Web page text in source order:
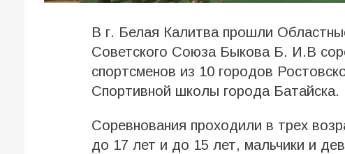
В г. Белая Калитва прошли
Советского Союза Быкова Б. И.В
спортсменов из 10 городов
Спортивной школы города Батайска.
Соревнования проходили в трех
до 17 лет и до 15 лет, мальчики и